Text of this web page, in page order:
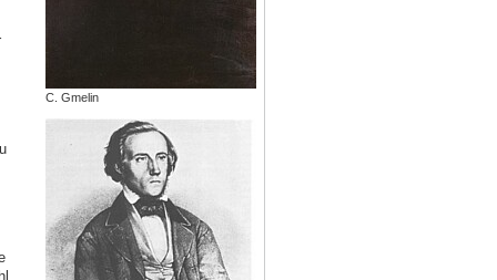
C. Gmelin